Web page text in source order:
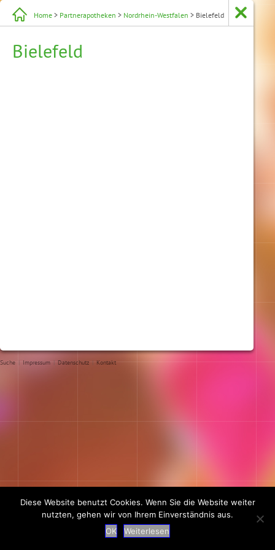
Home > Partnerapotheken > Nordrhein-Westfalen > Bielefeld
Bielefeld
Suche | Impressum | Datenschutz | Kontakt
Diese Website benutzt Cookies. Wenn Sie die Website weiter
nutzten, gehen wir von Ihrem Einverständnis aus.
OK
Weiterlesen